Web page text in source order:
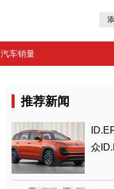
汽车销量
推荐新闻
众